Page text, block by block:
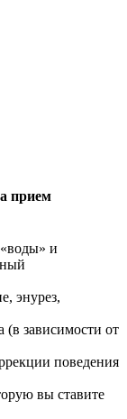
прием
и
энурез,
(в зависимости от
поведения
вы ставите